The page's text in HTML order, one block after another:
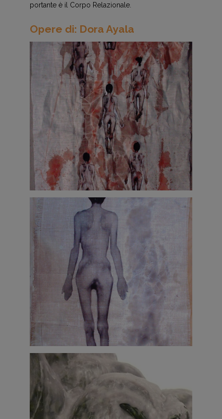
portante è il Corpo Relazionale.
Opere di: Dora Ayala